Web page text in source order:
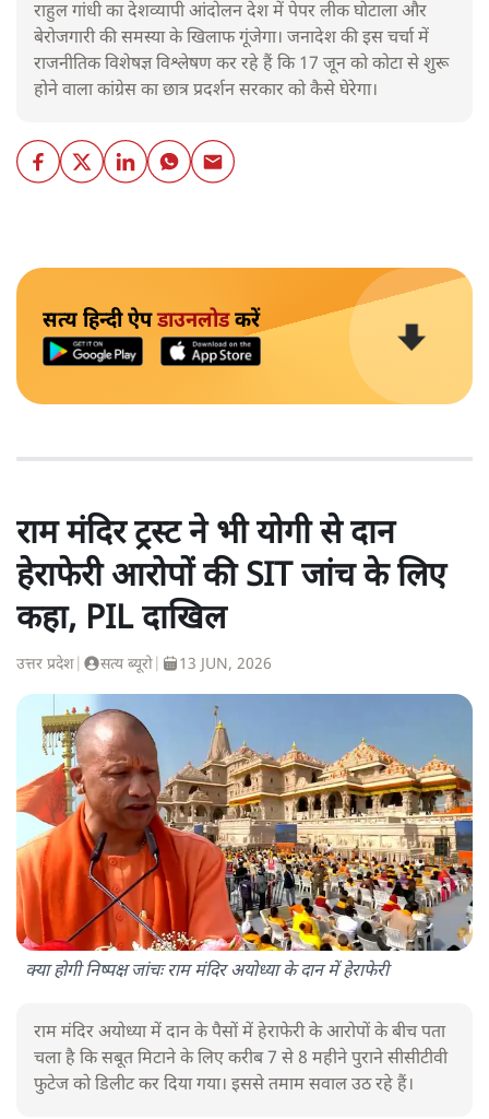
राहुल गांधी का देशव्यापी आंदोलन देश में पेपर लीक घोटाला और
बेरोजगारी की समस्या के खिलाफ गूंजेगा। जनादेश की इस चर्चा में
राजनीतिक विशेषज्ञ विश्लेषण कर रहे हैं कि 17 जून को कोटा से शुरू
होने वाला कांग्रेस का छात्र प्रदर्शन सरकार को कैसे घेरेगा।
सत्य हिन्दी ऐपडाउनलोडकरें
राम मंदिर ट्रस्ट ने भी योगी से दान
हेराफेरी आरोपों की SIT जांच के लिए
कहा, PIL दाखिल
उत्तर प्रदेश सत्य ब्यूरो 13 JUN, 2026
क्या होगी निष्पक्ष जांचः राम मंदिर अयोध्या के दान में हेराफेरी
राम मंदिर अयोध्या में दान के पैसों में हेराफेरी के आरोपों के बीच पता
चला है कि सबूत मिटाने के लिए करीब 7 से 8 महीने पुराने सीसीटीवी
फुटेज को डिलीट कर दिया गया। इससे तमाम सवाल उठ रहे हैं।